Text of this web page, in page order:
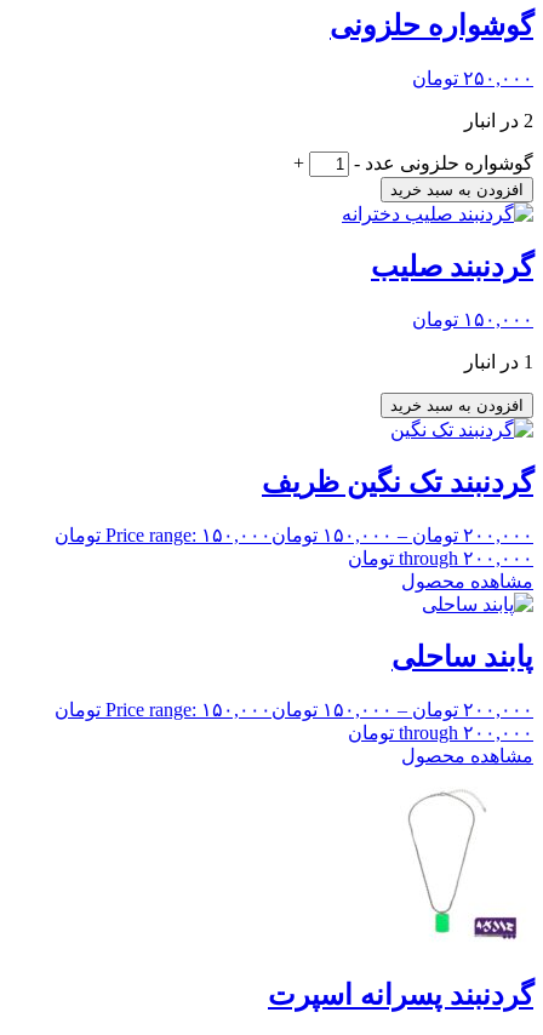
گوشواره حلزونی
۲۵۰,۰۰۰ تومان
2 در انبار
گوشواره حلزونی عدد -
+
افزودن به سبد خرید
گردنبند صلیب
۱۵۰,۰۰۰ تومان
1 در انبار
افزودن به سبد خرید
گردنبند تک نگین ظریف
۲۰۰,۰۰۰ تومان – ۱۵۰,۰۰۰ تومان
Price range: ۱۵۰,۰۰۰ تومان
through ۲۰۰,۰۰۰ تومان
مشاهده محصول
پابند ساحلی
۲۰۰,۰۰۰ تومان – ۱۵۰,۰۰۰ تومان
Price range: ۱۵۰,۰۰۰ تومان
through ۲۰۰,۰۰۰ تومان
مشاهده محصول
گردنبند پسرانه اسپرت